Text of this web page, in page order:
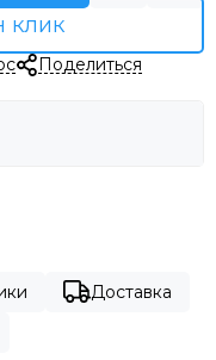
клик
Поделиться
Доставка